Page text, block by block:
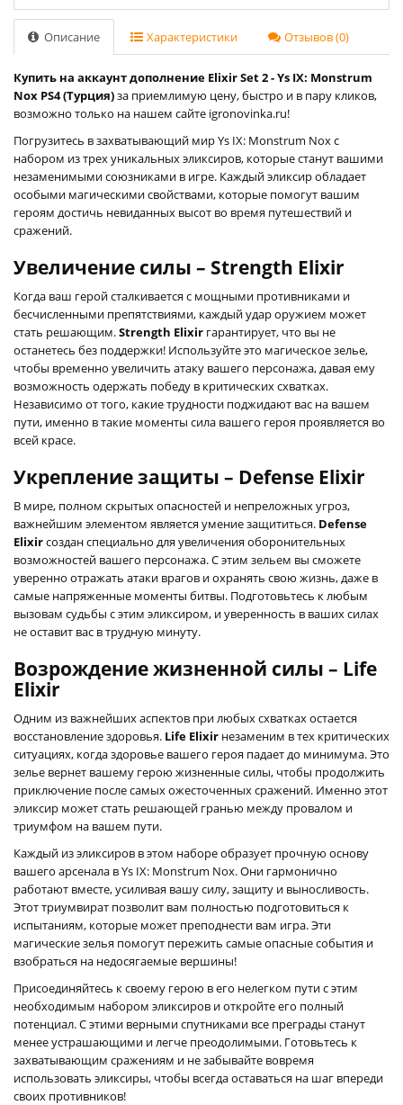
Описание Характеристики Отзывов (0)
Купить на аккаунт дополнение Elixir Set 2 - Ys IX: Monstrum
Nox PS4 (Турция)за приемлимую цену, быстро и в пару кликов,
возможно только на нашем сайте igronovinka.ru!
Погрузитесь в захватывающий мир Ys IX: Monstrum Nox с
набором из трех уникальных эликсиров, которые станут вашими
незаменимыми союзниками в игре. Каждый эликсир обладает
особыми магическими свойствами, которые помогут вашим
героям достичь невиданных высот во время путешествий и
сражений.
Увеличение силы – Strength Elixir
Когда ваш герой сталкивается с мощными противниками и
бесчисленными препятствиями, каждый удар оружием может
стать решающим.Strength Elixir гарантирует, что вы не
останетесь без поддержки! Используйте это магическое зелье,
чтобы временно увеличить атаку вашего персонажа, давая ему
возможность одержать победу в критических схватках.
Независимо от того, какие трудности поджидают вас на вашем
пути, именно в такие моменты сила вашего героя проявляется во
всей красе.
Укрепление защиты – Defense Elixir
В мире, полном скрытых опасностей и непреложных угроз,
важнейшим элементом является умение защититься. Defense
Elixirсоздан специально для увеличения оборонительных
возможностей вашего персонажа. С этим зельем вы сможете
уверенно отражать атаки врагов и охранять свою жизнь, даже в
самые напряженные моменты битвы. Подготовьтесь к любым
вызовам судьбы с этим эликсиром, и уверенность в ваших силах
не оставит вас в трудную минуту.
Возрождение жизненной силы – Life
Elixir
Одним из важнейших аспектов при любых схватках остается
восстановление здоровья. Life Elixir незаменим в тех критических
ситуациях, когда здоровье вашего героя падает до минимума. Это
зелье вернет вашему герою жизненные силы, чтобы продолжить
приключение после самых ожесточенных сражений. Именно этот
эликсир может стать решающей гранью между провалом и
триумфом на вашем пути.
Каждый из эликсиров в этом наборе образует прочную основу
вашего арсенала в Ys IX: Monstrum Nox. Они гармонично
работают вместе, усиливая вашу силу, защиту и выносливость.
Этот триумвират позволит вам полностью подготовиться к
испытаниям, которые может преподнести вам игра. Эти
магические зелья помогут пережить самые опасные события и
взобраться на недосягаемые вершины!
Присоединяйтесь к своему герою в его нелегком пути с этим
необходимым набором эликсиров и откройте его полный
потенциал. С этими верными спутниками все преграды станут
менее устрашающими и легче преодолимыми. Готовьтесь к
захватывающим сражениям и не забывайте вовремя
использовать эликсиры, чтобы всегда оставаться на шаг впереди
своих противников!